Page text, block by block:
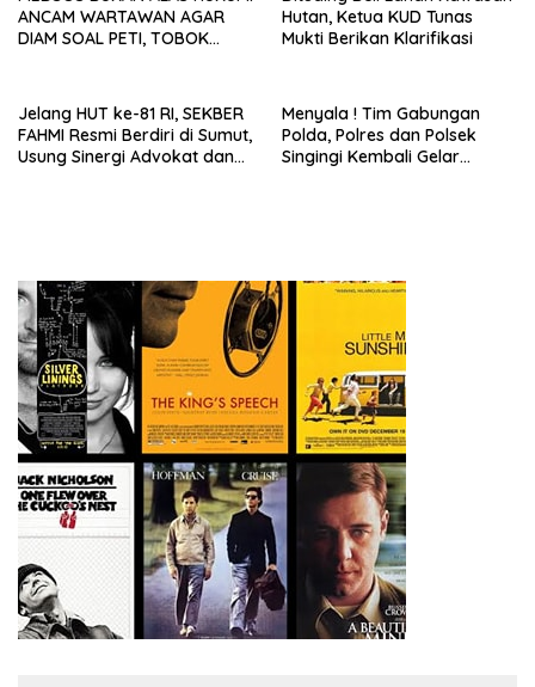
ANCAM WARTAWAN AGAR
DIAM SOAL PETI, TOBOK
Hutan, Ketua KUD Tunas
Mukti Berikan Klarifikasi
Jelang HUT ke-81 RI, SEKBER
FAHMI Resmi Berdiri di Sumut,
Usung Sinergi Advokat dan
Menyala ! Tim Gabungan
Polda, Polres dan Polsek
Singingi Kembali Gelar